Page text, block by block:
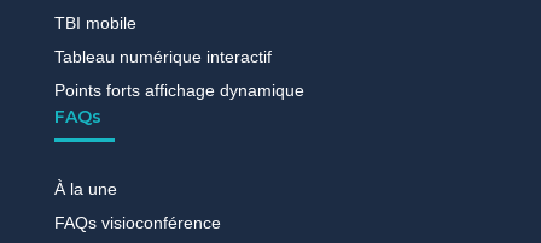
TBI mobile
Tableau numérique interactif
Points forts affichage dynamique
FAQs
À la une
FAQs visioconférence